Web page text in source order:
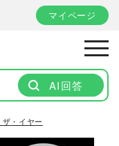
マイページ
AI回答
・イヤー